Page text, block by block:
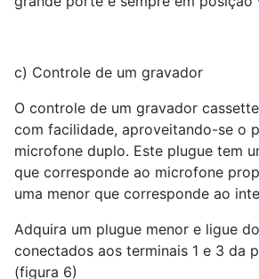
c) Controle de um gravador
O controle de um gravador
com facilidade, aproveitando-se o
microfone duplo. Este plugue tem
que corresponde ao microfone
uma menor que corresponde ao
Adquira um plugue menor e ligue
conectados aos terminais 1 e 3 da
(figura 6)